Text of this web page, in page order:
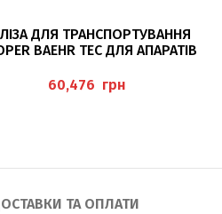
ЧИТАТИ ДАЛІ
ДЛЯ ТРАНСПОРТУВАННЯ
BAEHR TEC ДЛЯ АПАРАТІВ
грн
ТА ОПЛАТИ